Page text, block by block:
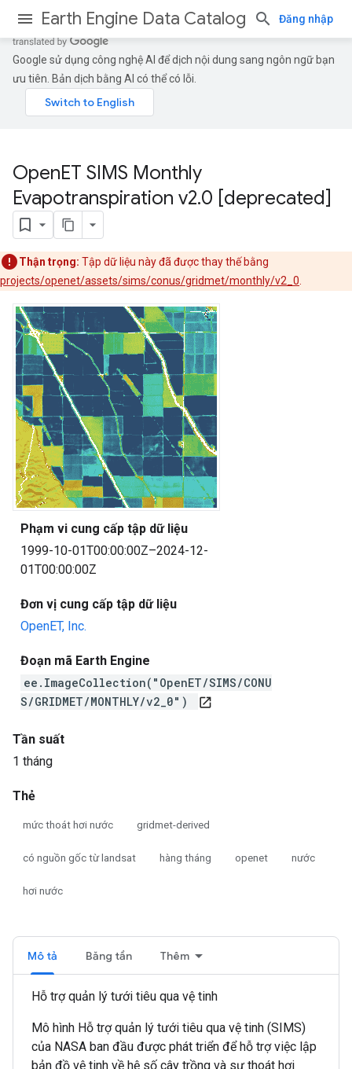
Earth Engine Data Catalog Đăng nhập
Google sử dụng công nghệ AI để dịch nội dung sang ngôn ngữ bạn
ưu tiên. Bản dịch bằng AI có thể có lỗi.
OpenET SIMS Monthly
Evapotranspiration v2.0 [deprecated]
Thận trọng: Tập dữ liệu này đã được thay thế bằng
projects/openet/assets/sims/conus/gridmet/monthly/v2_0
Phạm vi cung cấp tập dữ liệu
1999-10-01T00:00:00Z–2024-12-
01T00:00:00Z
Đơn vị cung cấp tập dữ liệu
OpenET, Inc.
Đoạn mã Earth Engine
ee.ImageCollection("OpenET/SIMS/CONU
S/GRIDMET/MONTHLY/v2_0")
open_in_new
Tần suất
1 tháng
Thẻ
mức thoát hơi nước gridmet-derived
có nguồn gốc từ landsat hàng tháng openet nước
hơi nước
Mô tả Băng tần Thêm
Hỗ trợ quản lý tưới tiêu qua vệ tinh
Mô hình Hỗ trợ quản lý tưới tiêu qua vệ tinh (SIMS)
của NASA ban đầu được phát triển để hỗ trợ việc lập
bản đồ vệ tinh về hệ số cây trồng và sự thoát hơi